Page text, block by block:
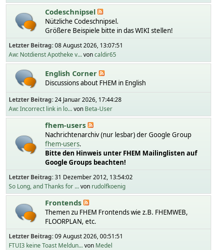
Codeschnipsel
Nützliche Codeschnipsel.
Größere Beispiele bitte in das WIKI stellen!
Letzter Beitrag:08 August 2026, 13:07:51
Aw: Notdienst Apotheke v...voncaldir65
English Corner
Discussions about FHEM in English
Letzter Beitrag:24 Januar 2026, 17:44:28
Aw: Incorrect link in lo...von Beta-User
fhem-users
Nachrichtenarchiv (nur lesbar) der Google Group
fhem-users.
Bitte den Hinweis unter FHEM Mailinglisten auf
Google Groups beachten!
Letzter Beitrag:31 Dezember 2012, 13:54:02
So Long, and Thanks for ...von rudolfkoenig
Frontends
Themen zu FHEM Frontends wie z.B. FHEMWEB,
FLOORPLAN, etc.
Letzter Beitrag:09 August 2026, 00:51:51
FTUI3 keine Toast Meldun...von Medel